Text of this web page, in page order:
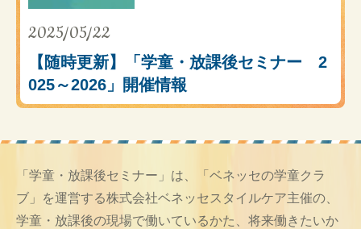
2025/05/22
【随時更新】「学童・放課後セミナー 2
025～2026」開催情報
「学童・放課後セミナー」は、「ベネッセの学童クラ
ブ」を運営する株式会社ベネッセスタイルケア主催の、
学童・放課後の現場で働いているかた、将来働きたいか